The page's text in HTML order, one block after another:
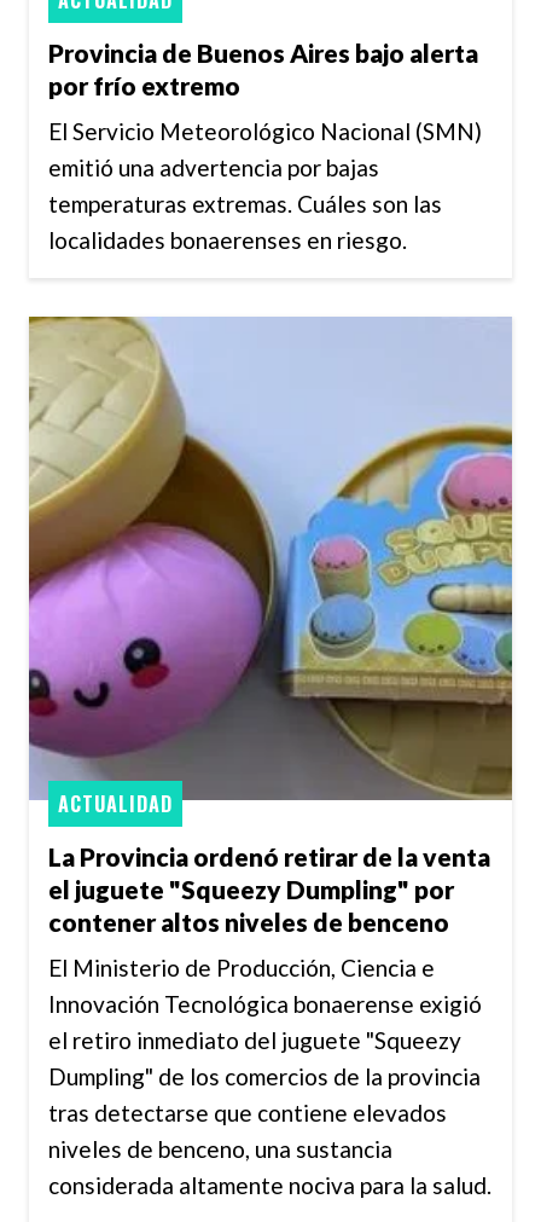
Provincia de Buenos Aires bajo alerta
por frío extremo
El Servicio Meteorológico Nacional (SMN)
emitió una advertencia por bajas
temperaturas extremas. Cuáles son las
localidades bonaerenses en riesgo.
La Provincia ordenó retirar de la venta
el juguete "Squeezy Dumpling" por
contener altos niveles de benceno
ACTUALIDAD
El Ministerio de Producción, Ciencia e
Innovación Tecnológica bonaerense exigió
el retiro inmediato del juguete "Squeezy
Dumpling" de los comercios de la provincia
tras detectarse que contiene elevados
niveles de benceno, una sustancia
considerada altamente nociva para la salud.